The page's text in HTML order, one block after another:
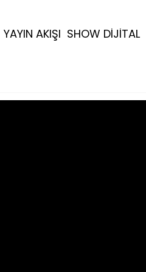
YAYIN AKIŞI SHOW DİJİTAL